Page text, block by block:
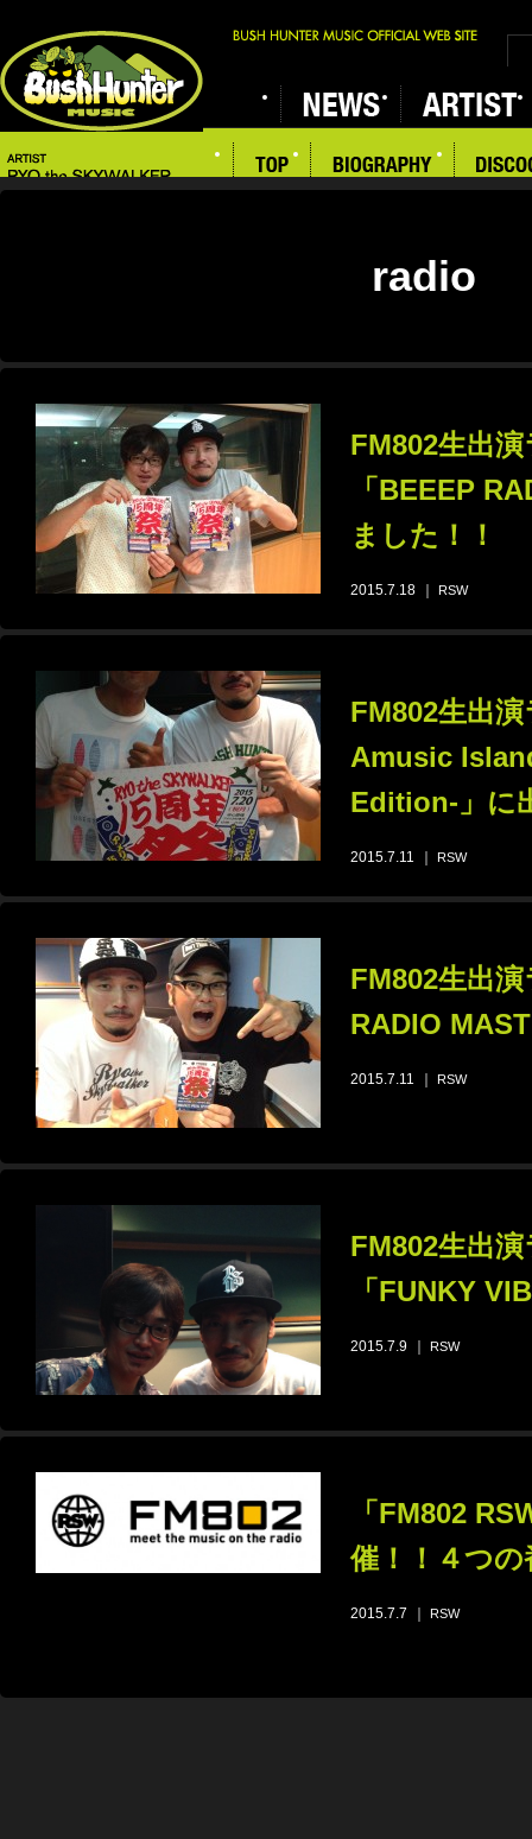
radio
FM802生出
「BEEEP
ました！！
2015.7.18 ｜ RSW
FM802生出
Amusic
Edition-」に
2015.7.11 ｜ RSW
FM802生出
RADIO
2015.7.11 ｜ RSW
FM802生出
「FUNKY
2015.7.9 ｜ RSW
「FM802
催！！４つ
2015.7.7 ｜ RSW